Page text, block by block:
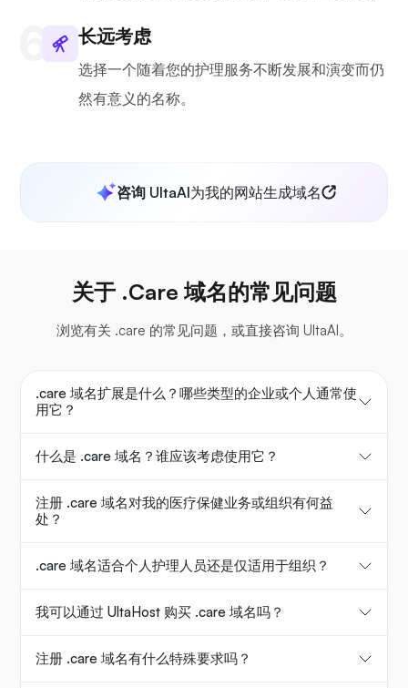
长远考虑
选择一个随着您的护理服务不断发展和演变而仍
然有意义的名称。
咨询 UltaAI为我的网站生成域名
关于 .Care 域名的常见问题
浏览有关 .care 的常见问题，或直接咨询 UltaAI。
.care 域名扩展是什么？哪些类型的企业或个人通常使
用它？
什么是 .care 域名？谁应该考虑使用它？
注册 .care 域名对我的医疗保健业务或组织有何益
处？
.care 域名适合个人护理人员还是仅适用于组织？
我可以通过 UltaHost 购买 .care 域名吗？
注册 .care 域名有什么特殊要求吗？